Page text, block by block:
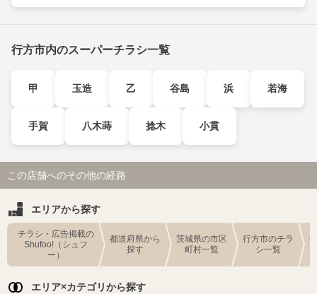
行方市内のスーパーチラシ一覧
甲 玉造 乙 谷島 浜 若海
手賀 八木蒔 捻木 小貫
この店舗へのその他の経路
エリアから探す
チラシ・広告掲載の
Shufoo!（シュフ
ー）
都道府県から
探す
茨城県の市区
町村一覧
行方市のチラ
シ一覧
エリア×カテゴリから探す